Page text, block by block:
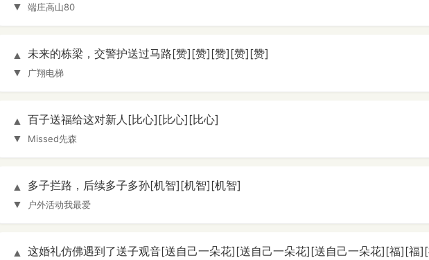
▼
端庄高山80
▲
▼
未来的栋梁，交警护送过马路[赞][赞][赞][赞][赞]
广翔电梯
▲
▼
百子送福给这对新人[比心][比心][比心]
Missed先森
▲
▼
多子拦路，后续多子多孙[机智][机智][机智]
户外活动我最爱
▲
这婚礼仿佛遇到了送子观音[送自己一朵花][送自己一朵花][送自己一朵花][福][